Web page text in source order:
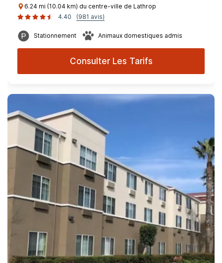
6.24 mi (10.04 km) du centre-ville de Lathrop
4.40
(981 avis)
Stationnement Animaux domestiques admis
Consulter Les Tarifs